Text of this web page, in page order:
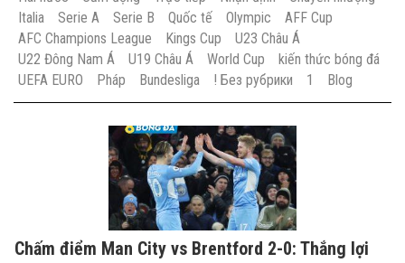
Italia
Serie A Serie B Quốc tế Olympic
AFF Cup
AFC Champions League
Kings Cup
U23 Châu Á
U22 Đông Nam Á
U19 Châu Á World Cup
kiến thức bóng đá
UEFA EURO
Pháp Bundesliga ! Без рубрики 1 Blog
Chấm điểm Man City vs Brentford 2-0: Thắng lợi